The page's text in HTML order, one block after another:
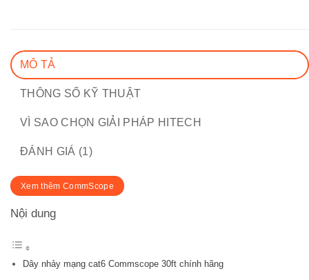
MÔ TẢ
THÔNG SỐ KỸ THUẬT
VÌ SAO CHỌN GIẢI PHÁP HITECH
ĐÁNH GIÁ (1)
Xem thêm CommScope
Nội dung
Dây nhảy mạng cat6 Commscope 30ft chính hãng